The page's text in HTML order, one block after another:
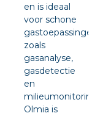
en is ideaal
voor schone
gastoepassingen
zoals
gasanalyse,
gasdetectie
en
milieumonitoring.
Olmia is